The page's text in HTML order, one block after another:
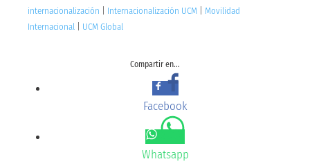
internacionalización Internacionalización UCM
Movilidad
Internacional
UCM Global
Compartir en...
Facebook
Whatsapp